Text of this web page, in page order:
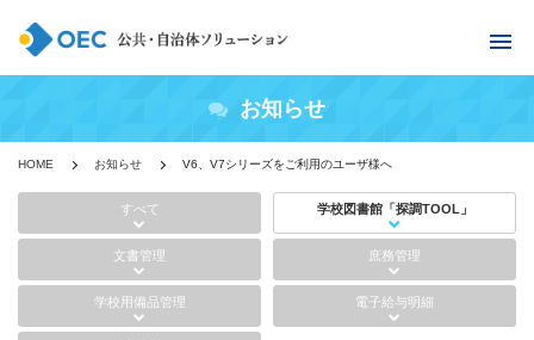
お知らせ
HOME お知らせ V6、V7シリーズをご利用のユーザ様へ
すべて 学校図書館「探調TOOL」
文書管理 庶務管理
学校用備品管理 電子給与明細